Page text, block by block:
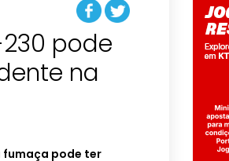
pode
na
fumaça pode ter